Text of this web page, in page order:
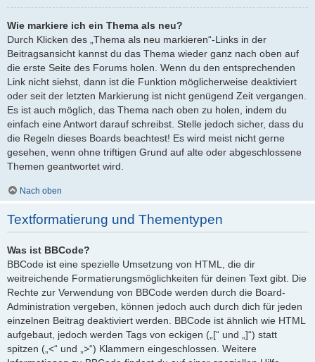
Wie markiere ich ein Thema als neu?
Durch Klicken des „Thema als neu markieren“-Links in der
Beitragsansicht kannst du das Thema wieder ganz nach oben auf
die erste Seite des Forums holen. Wenn du den entsprechenden
Link nicht siehst, dann ist die Funktion möglicherweise deaktiviert
oder seit der letzten Markierung ist nicht genügend Zeit vergangen.
Es ist auch möglich, das Thema nach oben zu holen, indem du
einfach eine Antwort darauf schreibst. Stelle jedoch sicher, dass du
die Regeln dieses Boards beachtest! Es wird meist nicht gerne
gesehen, wenn ohne triftigen Grund auf alte oder abgeschlossene
Themen geantwortet wird.
Nach oben
Textformatierung und Thementypen
Was ist BBCode?
BBCode ist eine spezielle Umsetzung von HTML, die dir
weitreichende Formatierungsmöglichkeiten für deinen Text gibt. Die
Rechte zur Verwendung von BBCode werden durch die Board-
Administration vergeben, können jedoch auch durch dich für jeden
einzelnen Beitrag deaktiviert werden. BBCode ist ähnlich wie HTML
aufgebaut, jedoch werden Tags von eckigen („[“ und „]“) statt
spitzen („<“ und „>“) Klammern eingeschlossen. Weitere